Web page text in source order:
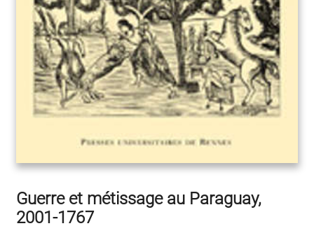
Guerre et métissage au Paraguay,
2001-1767